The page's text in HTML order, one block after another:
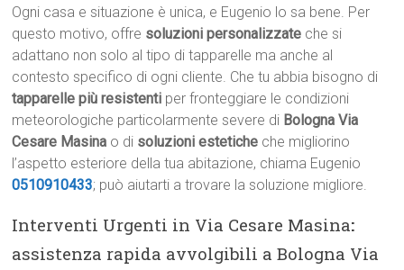
Ogni casa e situazione è unica, e Eugenio lo sa bene. Per
questo motivo, offre soluzioni personalizzate che si
adattano non solo al tipo di tapparelle ma anche al
contesto specifico di ogni cliente. Che tu abbia bisogno di
tapparelle più resistenti per fronteggiare le condizioni
meteorologiche particolarmente severe di Bologna Via
Cesare Masina o di soluzioni estetiche che migliorino
l’aspetto esteriore della tua abitazione, chiama Eugenio
0510910433; può aiutarti a trovare la soluzione migliore.
Interventi Urgenti in Via Cesare Masina:
assistenza rapida avvolgibili a Bologna Via